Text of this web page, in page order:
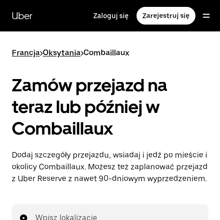
głównej
zawartości
Uber Zaloguj się Zarejestruj się
Francja>Oksytania>Combaillaux
Zamów przejazd na
teraz lub później w
Combaillaux
Dodaj szczegóły przejazdu, wsiadaj i jedź po mieście i
okolicy Combaillaux. Możesz też zaplanować przejazd
z Uber Reserve z nawet 90-dniowym wyprzedzeniem.
Wpisz lokalizację